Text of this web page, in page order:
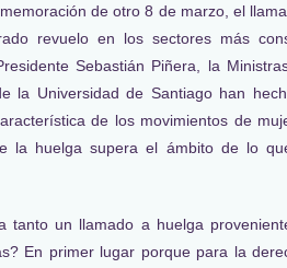
de otro 8 de marzo, el
revuelo en los sectores más
Sebastián Piñera, la
la Universidad de Santiago han
de los movimientos de
la huelga supera el ámbito de lo
tanto un llamado a huelga
En primer lugar porque para la